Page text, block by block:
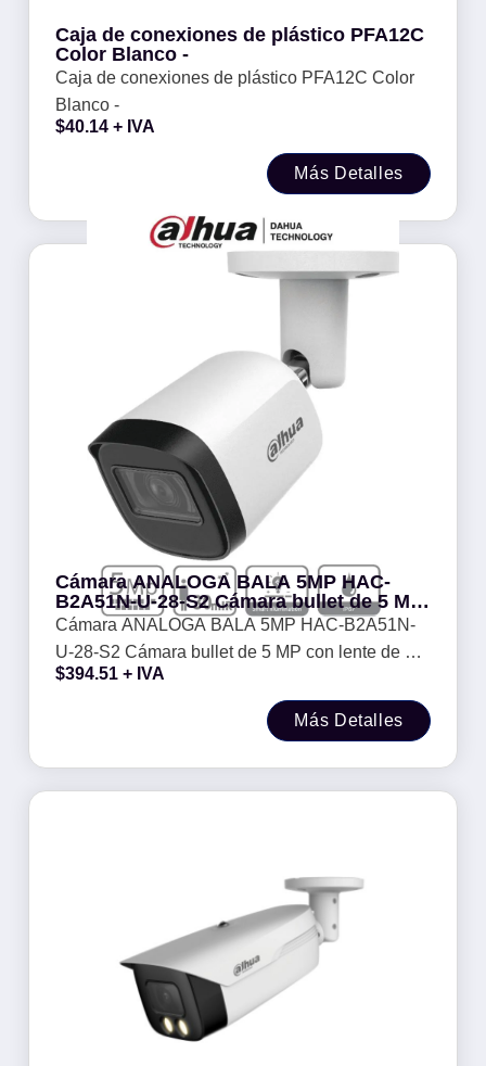
Caja de conexiones de plástico PFA12C
Color Blanco -
Caja de conexiones de plástico PFA12C Color
Blanco -
$40.14 + IVA
Más Detalles
Cámara ANALOGA BALA 5MP HAC-
B2A51N-U-28-S2 Cámara bullet de 5 MP
con lente de 2.8 mm -
Cámara ANALOGA BALA 5MP HAC-B2A51N-
U-28-S2 Cámara bullet de 5 MP con lente de 2.8
mm -
$394.51 + IVA
Más Detalles